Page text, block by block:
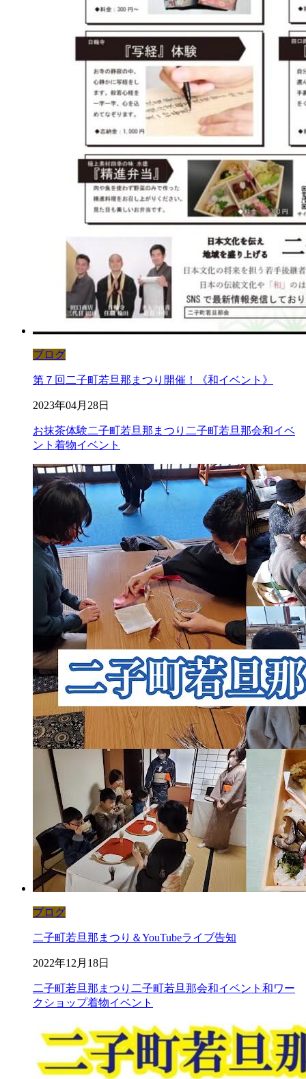
ブログ
第７回二子町若旦那まつり開催！《和イベント》
2023年04月28日
お抹茶体験二子町若旦那まつり 二子町若旦那会和イベ
ント 着物イベント
ブログ
二子町若旦那まつり＆YouTubeライブ告知
2022年12月18日
二子町若旦那まつり 二子町若旦那会和イベント 和ワー
クショップ着物イベント